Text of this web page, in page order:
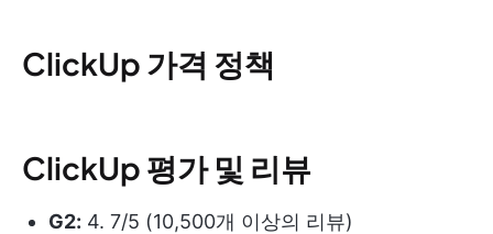
ClickUp 가격 정책
ClickUp 평가 및 리뷰
G2: 4. 7/5 (10,500개 이상의 리뷰)